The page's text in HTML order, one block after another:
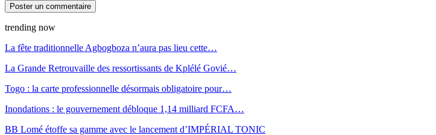
trending now
La fête traditionnelle Agbogboza n’aura pas lieu cette…
La Grande Retrouvaille des ressortissants de Kplélé Govié…
Togo : la carte professionnelle désormais obligatoire pour…
Inondations : le gouvernement débloque 1,14 milliard FCFA…
BB Lomé étoffe sa gamme avec le lancement d’IMPÉRIAL TONIC